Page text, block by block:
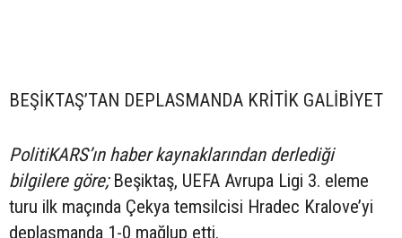
BEŞİKTAŞ’TAN DEPLASMANDA KRİTİK GALİBİYET
PolitiKARS’ın haber kaynaklarından derlediği
bilgilere göre;Beşiktaş, UEFA Avrupa Ligi 3. eleme
turu ilk maçında Çekya temsilcisi Hradec Kralove’yi
deplasmanda 1-0 mağlup etti.